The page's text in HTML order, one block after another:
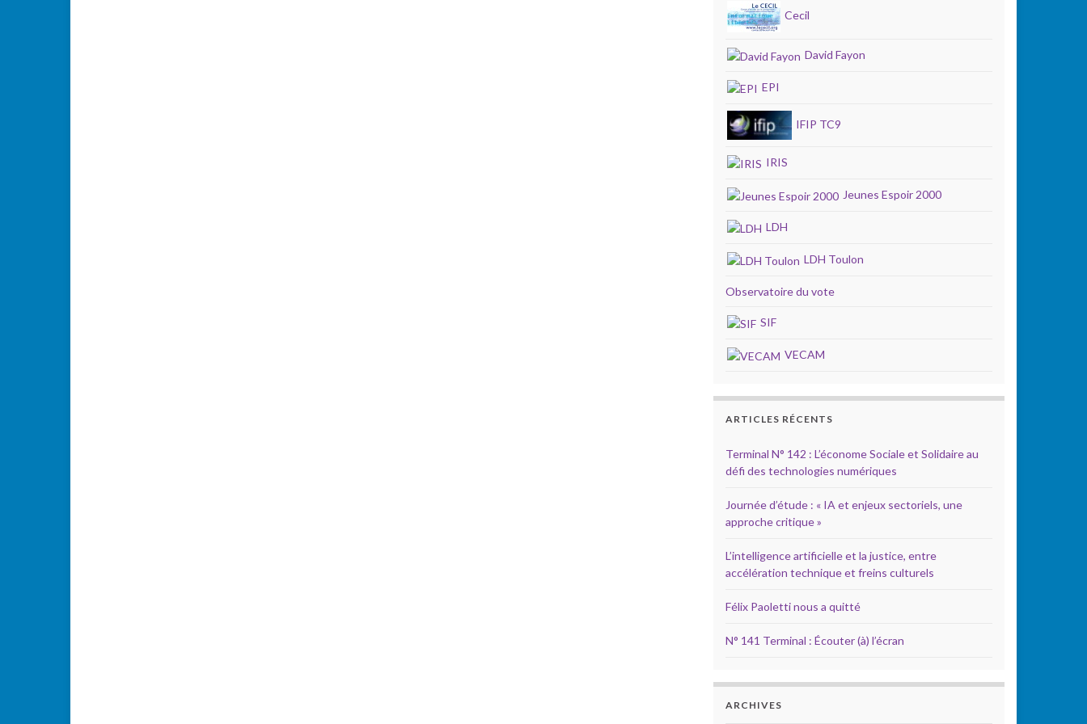
Cecil
David Fayon
EPI
IFIP TC9
IRIS
Jeunes Espoir 2000
LDH
LDH Toulon
Observatoire du vote
SIF
VECAM
ARTICLES RÉCENTS
Terminal N° 142 : L’économe Sociale et Solidaire au
défi des technologies numériques
Journée d’étude : « IA et enjeux sectoriels, une
approche critique »
L’intelligence artificielle et la justice, entre
accélération technique et freins culturels
Félix Paoletti nous a quitté
N° 141 Terminal : Écouter (à) l’écran
ARCHIVES